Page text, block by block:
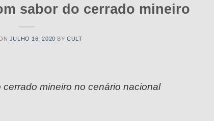
sabor do cerrado mineiro
JULHO 16, 2020 BY CULT
mineiro no cenário nacional